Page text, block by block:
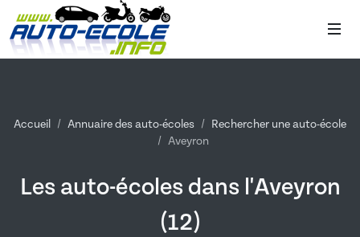
Accueil Annuaire des auto-écoles
Rechercher une auto-école
Aveyron
Les auto-écoles dans l'Aveyron
(12)